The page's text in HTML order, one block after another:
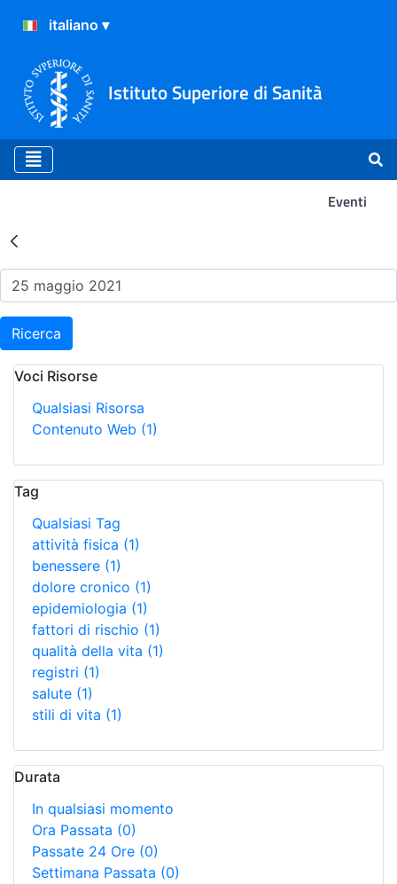
Istituto Superiore di Sanità
Eventi
Risultati della Ricerca -
Ricerca
Voci Risorse
Qualsiasi Risorsa
Contenuto Web (1)
Tag
Qualsiasi Tag
attività fisica (1)
benessere (1)
dolore cronico (1)
epidemiologia (1)
fattori di rischio (1)
qualità della vita (1)
registri (1)
salute (1)
stili di vita (1)
Durata
In qualsiasi momento
Ora Passata (0)
Passate 24 Ore (0)
Settimana Passata (0)